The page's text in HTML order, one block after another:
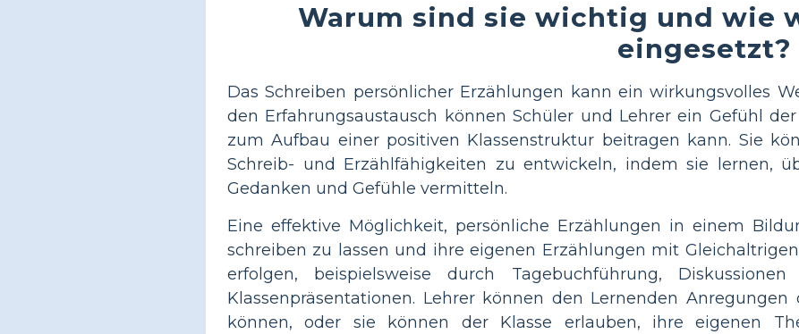
Warum sind sie wichtig und wie
eingesetzt?
Das Schreiben persönlicher Erzählungen kann ein wirkungsvolles
den Erfahrungsaustausch können Schüler und Lehrer ein Gefühl
zum Aufbau einer positiven Klassenstruktur beitragen kann. Sie
Schreib- und Erzählfähigkeiten zu entwickeln, indem sie lernen,
Gedanken und Gefühle vermitteln.
Eine effektive Möglichkeit, persönliche Erzählungen in einem
schreiben zu lassen und ihre eigenen Erzählungen mit
erfolgen, beispielsweise durch Tagebuchführung,
Klassenpräsentationen. Lehrer können den Lernenden
können, oder sie können der Klasse erlauben, ihre eigenen